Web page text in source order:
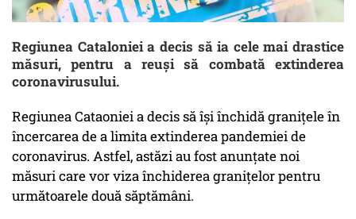
Regiunea Cataloniei a decis să ia cele mai drastice
măsuri, pentru a reuși să combată extinderea
coronavirusului.
Regiunea Cataoniei a decis să își închidă granițele în
încercarea de a limita extinderea pandemiei de
coronavirus. Astfel, astăzi au fost anunțate noi
măsuri care vor viza închiderea granițelor pentru
următoarele două săptămâni.